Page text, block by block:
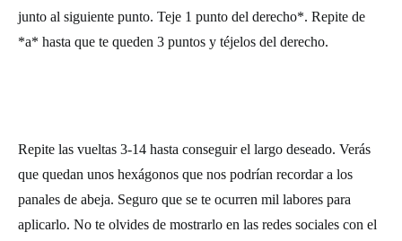
junto al siguiente punto. Teje 1 punto del derecho*. Repite de
*a* hasta que te queden 3 puntos y téjelos del derecho.
Repite las vueltas 3-14 hasta conseguir el largo deseado. Verás
que quedan unos hexágonos que nos podrían recordar a los
panales de abeja. Seguro que se te ocurren mil labores para
aplicarlo. No te olvides de mostrarlo en las redes sociales con el